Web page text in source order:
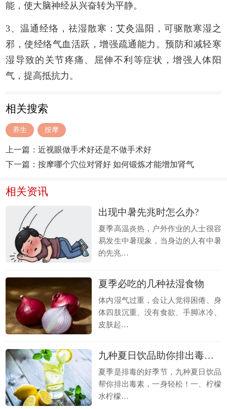
能，使大脑神经从兴奋转为平静。
3、温通经络，祛湿散寒：艾灸温阳，可驱散寒湿之
邪，使经络气血活跃，增强疏通能力。预防和减轻寒
湿导致的关节疼痛、屈伸不利等症状，增强人体阳
气，提高抵抗力。
相关搜索
养生 按摩
上一篇：近视眼做手术好还是不做手术好
下一篇：按摩哪个穴位对肾好 如何锻炼才能增加肾气
相关资讯
出现中暑先兆时怎么办?
夏季高温炎热，户外作业的人士很容
易发生中暑现象，当身边的人有中暑
的先兆…
夏季必吃的几种祛湿食物
体内湿气过重，会让人觉得困倦、身
体四肢沉重、没有食欲、手脚冰冷、
皮肤起…
九种夏日饮品助你排出毒素，一身轻松
夏季是排毒的好季节，九种夏日饮品
帮你排出毒素，一身轻松！一、柠檬
水柠檬…